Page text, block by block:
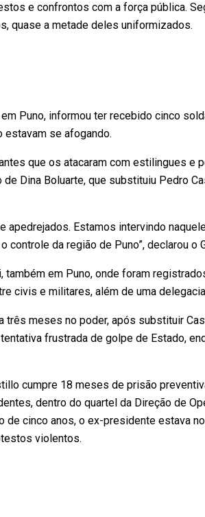
e confrontos com a força pública.
quase a metade deles uniformizados.
Puno, informou ter recebido cinco
estavam se afogando.
que os atacaram com estilingues e
Dina Boluarte, que substituiu Pedro
apedrejados. Estamos intervindo
da região de Puno”, declarou o
também em Puno, onde foram
civis e militares, além de uma
três meses no poder, após substituir
frustrada de golpe de Estado,
cumpre 18 meses de prisão
dentro do quartel da Direção de
de cinco anos, o ex-presidente estava
violentos.